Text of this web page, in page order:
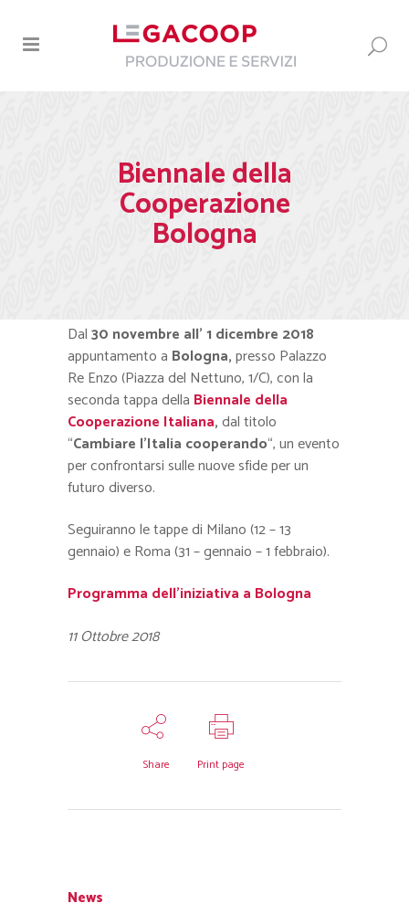
Biennale della
Cooperazione
Bologna
Dal30 novembre all’ 1 dicembre 2018
appuntamento a Bologna,presso Palazzo
Re Enzo (Piazza del Nettuno, 1/C), con la
seconda tappa della Biennale della
Cooperazione Italiana,dal titolo
“Cambiare l’Italia cooperando“, un evento
per confrontarsi sulle nuove sfide per un
futuro diverso.
Seguiranno le tappe di Milano (12 – 13
gennaio) e Roma (31 – gennaio – 1 febbraio).
Programma dell’iniziativa a Bologna
11 Ottobre 2018
Share Print page
News